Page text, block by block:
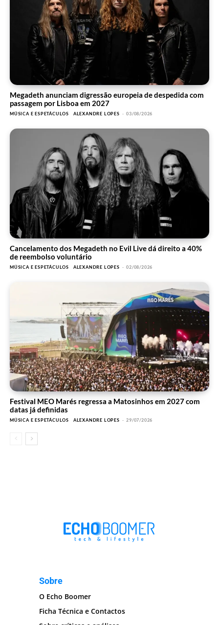
Megadeth anunciam digressão europeia de despedida com
passagem por Lisboa em 2027
MÚSICA E ESPETÁCULOS ALEXANDRE LOPES - 03/08/2026
Cancelamento dos Megadeth no Evil Live dá direito a 40%
de reembolso voluntário
MÚSICA E ESPETÁCULOS ALEXANDRE LOPES - 02/08/2026
Festival MEO Marés regressa a Matosinhos em 2027 com
datas já definidas
MÚSICA E ESPETÁCULOS ALEXANDRE LOPES - 29/07/2026
Sobre
O Echo Boomer
Ficha Técnica e Contactos